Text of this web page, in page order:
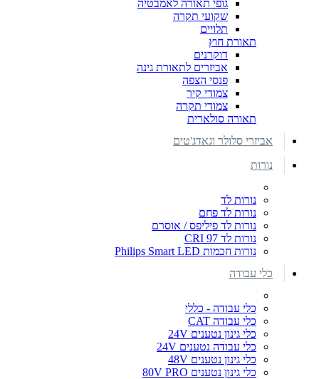
גופי תאורה לאמבטיה
שקועי תקרה
תלויים
תאורת חוץ
דוקרנים
אביזרים לתאורת גינה
פנסי הצפה
צמודי קיר
צמודי תקרה
תאורה סולארית
אביזרי סלולר וגאדג'טים
נורות
נורות לד
נורות לד פחם
נורות לד פיליפס / אוסרם
נורות לד CRI 97
נורות חכמות Philips Smart LED
כלי עבודה
כלי עבודה - כללי
כלי עבודה CAT
כלי גינון נטענים 24V
כלי עבודה נטענים 24V
כלי גינון נטענים 48V
כלי גינון נטענים 80V PRO